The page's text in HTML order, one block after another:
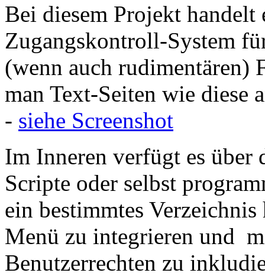
Bei diesem Projekt handelt
Zugangskontroll-System
(wenn auch rudimentären)
man Text-Seiten wie diese
- siehe Screenshot
Im Inneren verfügt es
Scripte oder selbst
ein bestimmtes
Menü zu integrieren und
Benutzerrechten zu